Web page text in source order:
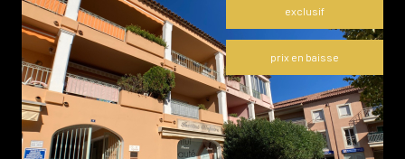
exclusif
prix en baisse
voir le bien